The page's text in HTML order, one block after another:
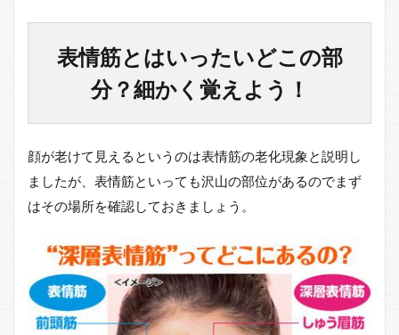
ング
は部
位に
顔の
筋ト
方法
すす
めな
もの
３選
6
表情筋とはいったいどこの部
分？細かく覚えよう！
顔が老けて見えるというのは表情筋の老化現象と説明し
ましたが、表情筋といっても沢山の部位があるのでまず
はその場所を確認しておきましょう。